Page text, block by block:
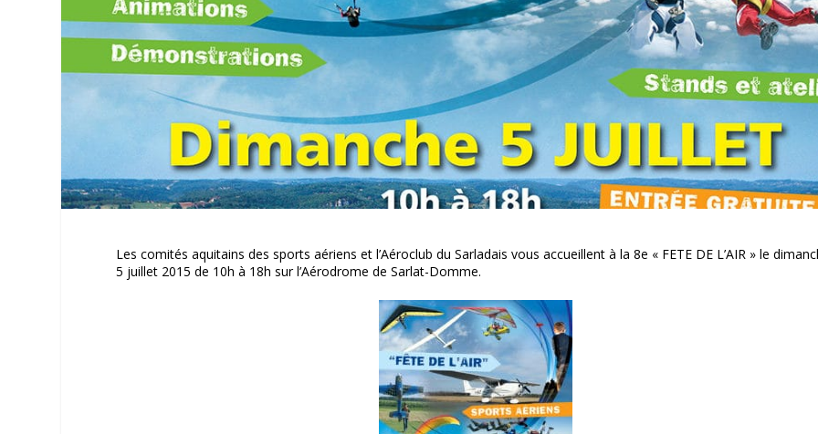
Les comités aquitains des sports aériens et l’Aéroclub du Sarladais vous accueillent à la 8e « FETE DE L’AIR » le
5 juillet 2015 de 10h à 18h sur l’Aérodrome de Sarlat-Domme.